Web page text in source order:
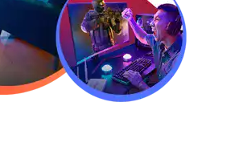
internet, komunikasi, dan hiburan
dalam satu paket.